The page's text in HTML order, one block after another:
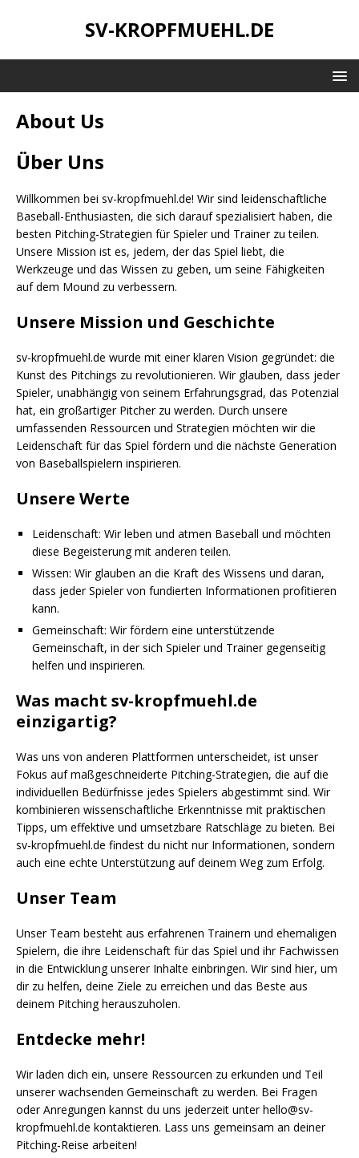
SV-KROPFMUEHL.DE
About Us
Über Uns
Willkommen bei sv-kropfmuehl.de! Wir sind leidenschaftliche
Baseball-Enthusiasten, die sich darauf spezialisiert haben, die
besten Pitching-Strategien für Spieler und Trainer zu teilen.
Unsere Mission ist es, jedem, der das Spiel liebt, die
Werkzeuge und das Wissen zu geben, um seine Fähigkeiten
auf dem Mound zu verbessern.
Unsere Mission und Geschichte
sv-kropfmuehl.de wurde mit einer klaren Vision gegründet: die
Kunst des Pitchings zu revolutionieren. Wir glauben, dass jeder
Spieler, unabhängig von seinem Erfahrungsgrad, das Potenzial
hat, ein großartiger Pitcher zu werden. Durch unsere
umfassenden Ressourcen und Strategien möchten wir die
Leidenschaft für das Spiel fördern und die nächste Generation
von Baseballspielern inspirieren.
Unsere Werte
Leidenschaft: Wir leben und atmen Baseball und möchten
diese Begeisterung mit anderen teilen.
Wissen: Wir glauben an die Kraft des Wissens und daran,
dass jeder Spieler von fundierten Informationen profitieren
kann.
Gemeinschaft: Wir fördern eine unterstützende
Gemeinschaft, in der sich Spieler und Trainer gegenseitig
helfen und inspirieren.
Was macht sv-kropfmuehl.de
einzigartig?
Was uns von anderen Plattformen unterscheidet, ist unser
Fokus auf maßgeschneiderte Pitching-Strategien, die auf die
individuellen Bedürfnisse jedes Spielers abgestimmt sind. Wir
kombinieren wissenschaftliche Erkenntnisse mit praktischen
Tipps, um effektive und umsetzbare Ratschläge zu bieten. Bei
sv-kropfmuehl.de findest du nicht nur Informationen, sondern
auch eine echte Unterstützung auf deinem Weg zum Erfolg.
Unser Team
Unser Team besteht aus erfahrenen Trainern und ehemaligen
Spielern, die ihre Leidenschaft für das Spiel und ihr Fachwissen
in die Entwicklung unserer Inhalte einbringen. Wir sind hier, um
dir zu helfen, deine Ziele zu erreichen und das Beste aus
deinem Pitching herauszuholen.
Entdecke mehr!
Wir laden dich ein, unsere Ressourcen zu erkunden und Teil
unserer wachsenden Gemeinschaft zu werden. Bei Fragen
oder Anregungen kannst du uns jederzeit unterhello@sv-
kropfmuehl.de kontaktieren. Lass uns gemeinsam an deiner
Pitching-Reise arbeiten!